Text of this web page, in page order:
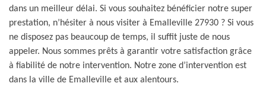
dans un meilleur délai. Si vous souhaitez bénéficier notre super
prestation, n’hésiter à nous visiter à Emalleville 27930 ? Si vous
ne disposez pas beaucoup de temps, il suffit juste de nous
appeler. Nous sommes prêts à garantir votre satisfaction grâce
à fiabilité de notre intervention. Notre zone d’intervention est
dans la ville de Emalleville et aux alentours.